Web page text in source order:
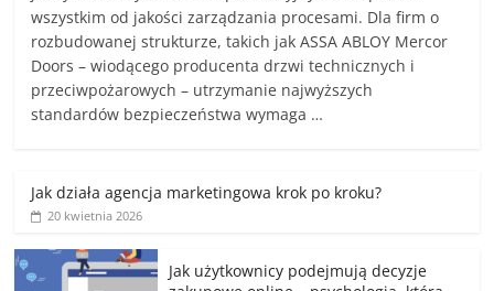
wszystkim od jakości zarządzania procesami. Dla firm o
rozbudowanej strukturze, takich jak ASSA ABLOY Mercor
Doors – wiodącego producenta drzwi technicznych i
przeciwpożarowych – utrzymanie najwyższych
standardów bezpieczeństwa wymaga …
Jak działa agencja marketingowa krok po kroku?
20 kwietnia 2026
Jak użytkownicy podejmują decyzje